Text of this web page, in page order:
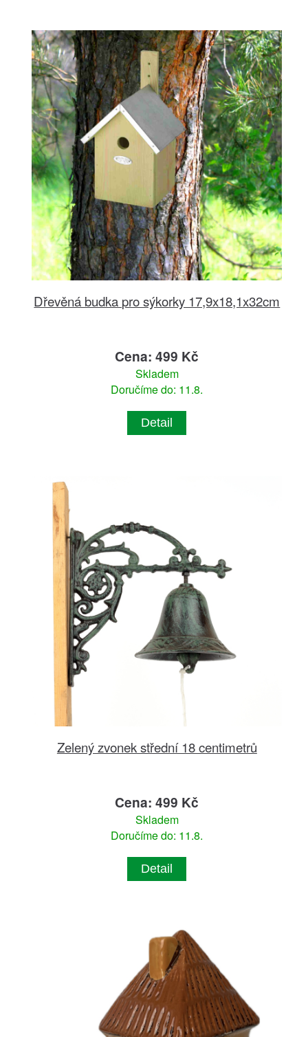
Dřevěná budka pro sýkorky 17,9x18,1x32cm
Cena: 499 Kč
Skladem
Doručíme do: 11.8.
Detail
Zelený zvonek střední 18 centimetrů
Cena: 499 Kč
Skladem
Doručíme do: 11.8.
Detail